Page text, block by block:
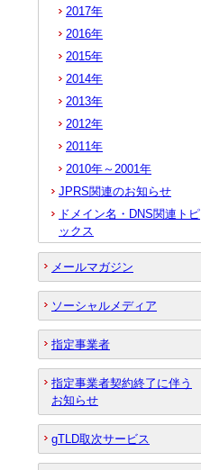
2017年
2016年
2015年
2014年
2013年
2012年
2011年
2010年～2001年
JPRS関連のお知らせ
ドメイン名・DNS関連トピ
ックス
メールマガジン
ソーシャルメディア
指定事業者
指定事業者契約終了に伴う
お知らせ
gTLD取次サービス